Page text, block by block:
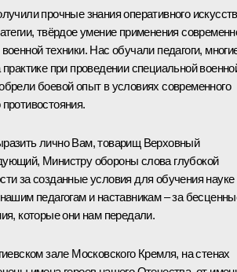
прочные знания оперативного
твёрдое умение применения
техники. Нас обучали педагоги,
практике при проведении специальной
боевой опыт в условиях современного
лично Вам, товарищ Верховный
Министру обороны слова глубокой
за созданные условия для обучения науке
педагогам и наставникам – за
которые они нам передали.
зале Московского Кремля, на стенах